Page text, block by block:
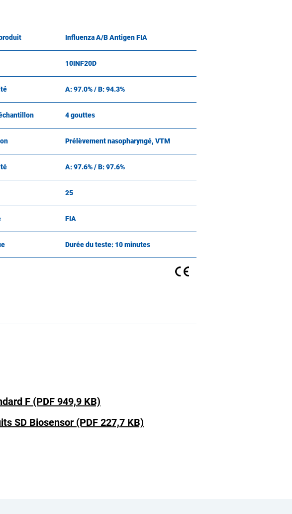
Influenza A/B Antigen FIA
10INF20D
A: 97.0% / B: 94.3%
4 gouttes
Prélèvement nasopharyngé, VTM
A: 97.6% / B: 97.6%
25
FIA
Durée du teste: 10 minutes
F (PDF 949,9 KB)
SD Biosensor (PDF 227,7 KB)